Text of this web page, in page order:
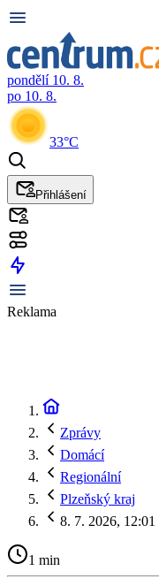
pondělí 10. 8.
po 10. 8.
33°C
Přihlášení
Reklama
Zprávy
Domácí
Regionální
Plzeňský kraj
8. 7. 2026, 12:01
1 min